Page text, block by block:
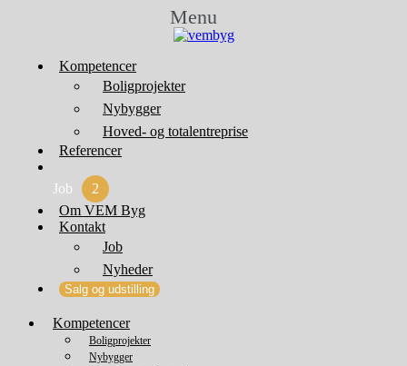
Menu
Kompetencer
Boligprojekter
Nybygger
Hoved- og totalentreprise
Referencer
Job
2
Om VEM Byg
Kontakt
Job
Nyheder
Salg og udstilling
Kompetencer
Boligprojekter
Nybygger